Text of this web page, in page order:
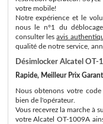
votre mobile!
Notre expérience et le
nous le n°1 du
consulter lesavis
qualité de notre service,
Désimlocker Alcatel OT-
Rapide, Meilleur Prix
Nous obtenons votre
bien de l'opérateur.
Vous recevrez la marche à
votre Alcatel OT-1009A